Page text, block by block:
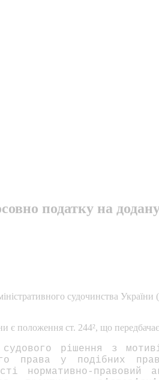
податку на
судочинства України
є положення ст. 244², що
рішення з
права у подібних
нормативно-правовий